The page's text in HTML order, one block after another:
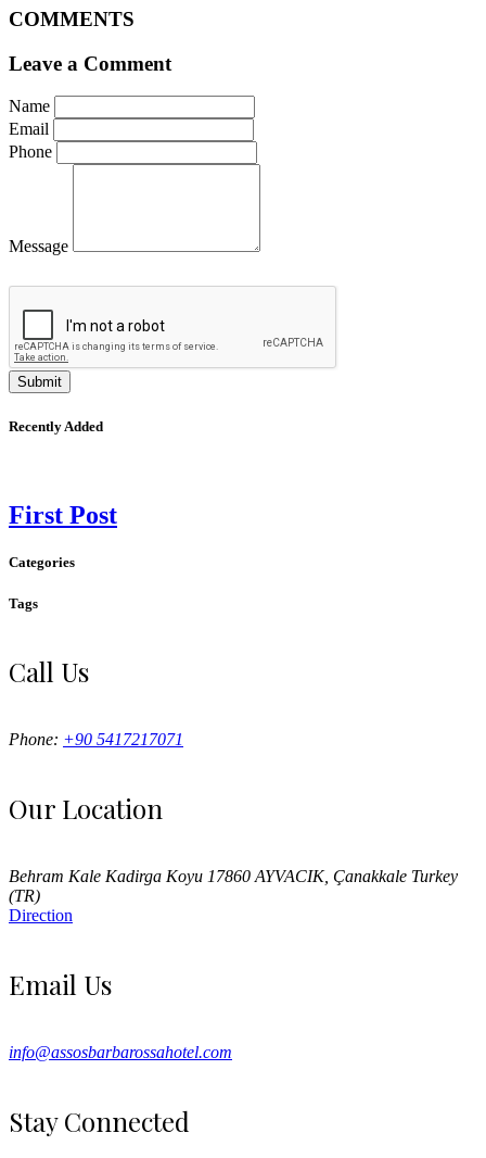
COMMENTS
Leave a Comment
Name
Email
Phone
Message
Submit
Recently Added
First Post
Categories
Tags
Call Us
Phone: +90 5417217071
Our Location
Behram Kale Kadirga Koyu 17860 AYVACIK, Çanakkale Turkey
(TR)
Direction
Email Us
info@assosbarbarossahotel.com
Stay Connected